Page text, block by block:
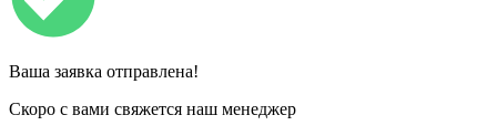
Ваша заявка отправлена!
Скоро с вами свяжется наш менеджер